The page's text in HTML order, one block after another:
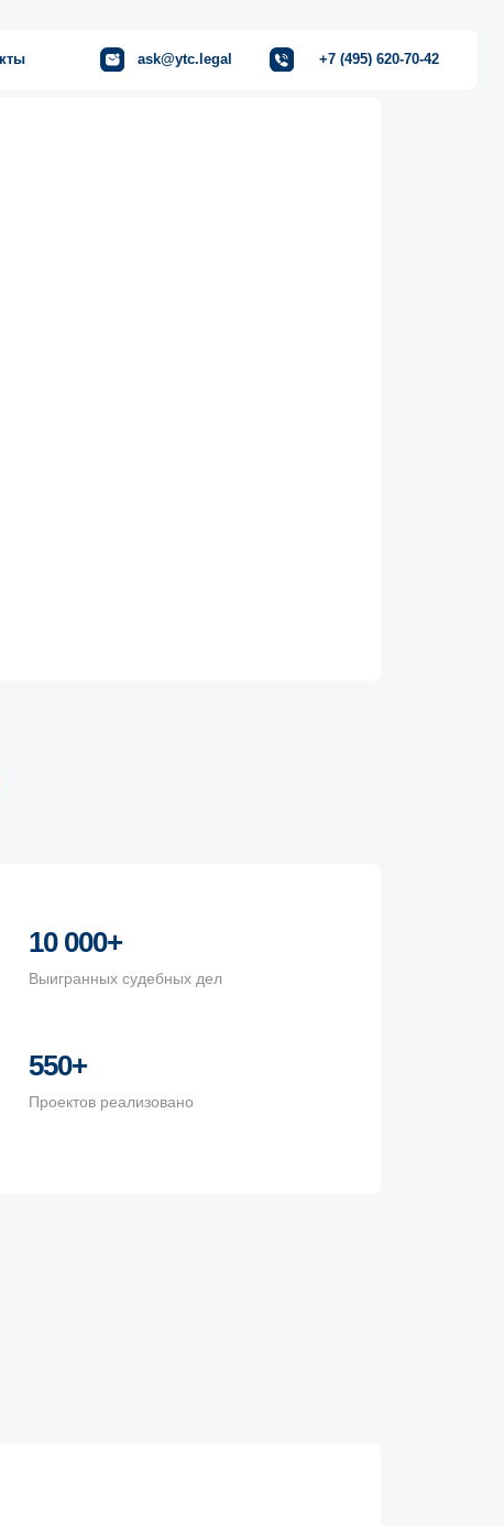
ask@ytc.legal +7 (495) 620-70-42
Выигранных судебных дел
10 000+
Проектов реализовано
550+